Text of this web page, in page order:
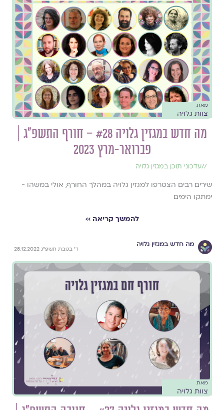
מאת
צוות גלויה
מה חדש במגזין גלויה #28 – חורף התשפ״ג |
פברואר-מרץ 2023
//עדכוני תוכן במגזין גלויה
שירים רבים הצטרפו למגזין גלויה במהלך החורף, אולי במשהו -
ימתקו הימים
להמשך קריאה ››
מה חדש במגזין גלויה
ד׳ בטבת תשפ״ג 28.12.2022
מאת
צוות גלויה